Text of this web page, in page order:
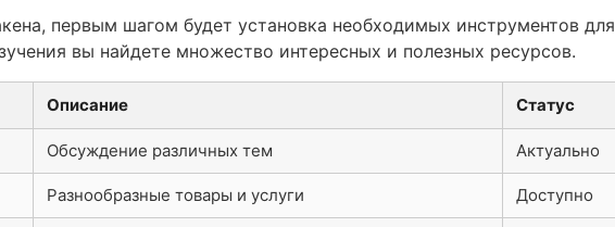
первым шагом будет установка необходимых инструментов для
вы найдете множество интересных и полезных ресурсов.
Описание Статус
Обсуждение различных тем Актуально
Разнообразные товары и услуги Доступно